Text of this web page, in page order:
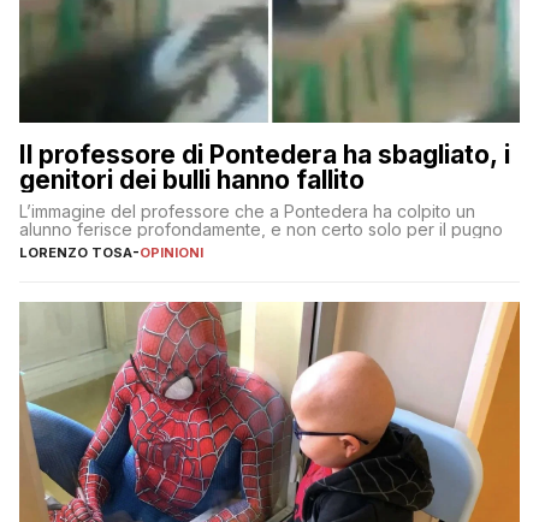
Il professore di Pontedera ha sbagliato, i
genitori dei bulli hanno fallito
L’immagine del professore che a Pontedera ha colpito un
alunno ferisce profondamente, e non certo solo per il pugno
LORENZO TOSA-OPINIONI